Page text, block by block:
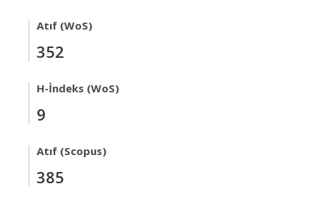
Atıf (WoS)
352
H-İndeks (WoS)
9
Atıf (Scopus)
385